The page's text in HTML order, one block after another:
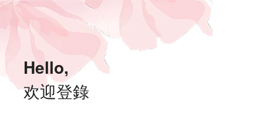
Hello,
欢迎登錄